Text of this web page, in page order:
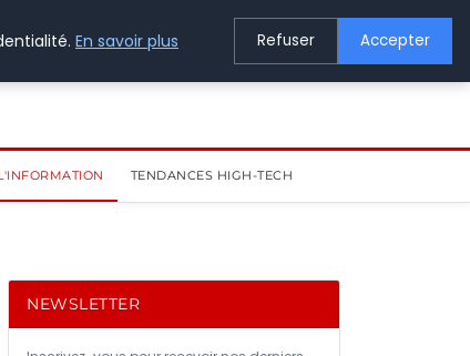
TENDANCES HIGH-TECH
NEWSLETTER
En savoir plus Refuser Accepter